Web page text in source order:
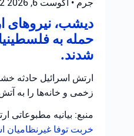
جرم • آگوست 6, 2026 at 11:12 ق.ظ
دیشب، نیروهای
حمله به
شدند.
ارتش اسرائیل حادثه
زخمی و خانه‌ها را به
منبع: بیانیه مطبوعاتی
خربت توفا غیرنظامیان